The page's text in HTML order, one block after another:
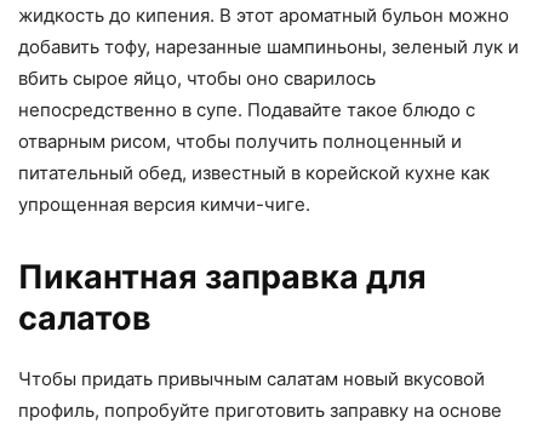
жидкость до кипения. В этот ароматный бульон можно
добавить тофу, нарезанные шампиньоны, зеленый лук и
вбить сырое яйцо, чтобы оно сварилось
непосредственно в супе. Подавайте такое блюдо с
отварным рисом, чтобы получить полноценный и
питательный обед, известный в корейской кухне как
упрощенная версия кимчи-чиге.
Пикантная заправка для
салатов
Чтобы придать привычным салатам новый вкусовой
профиль, попробуйте приготовить заправку на основе